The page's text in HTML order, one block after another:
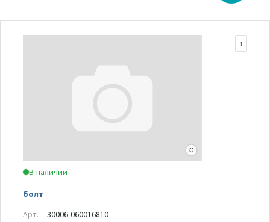
В наличии
болт
1
Арт.
30006-060016810